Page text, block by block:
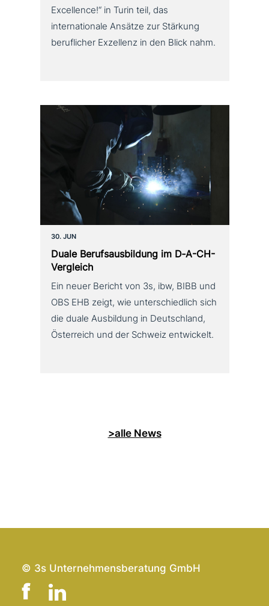
Excellence!“ in Turin teil, das
internationale Ansätze zur Stärkung
beruflicher Exzellenz in den Blick nahm.
30. JUN
Duale Berufsausbildung im D‑A-CH-
Vergleich
Ein neuer Bericht von 3s, ibw, BIBB und
OBS EHB zeigt, wie unterschiedlich sich
die duale Ausbildung in Deutschland,
Österreich und der Schweiz entwickelt.
>alle News
© 3s Unternehmensberatung GmbH